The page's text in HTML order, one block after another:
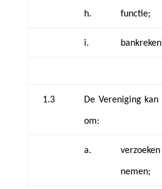
h. functie;
i.
1.3 De Vereniging kan
om:
a.
nemen;